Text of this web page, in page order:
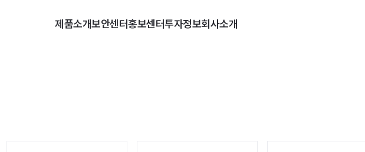
제품소개보안센터홍보센터투자정보회사소개